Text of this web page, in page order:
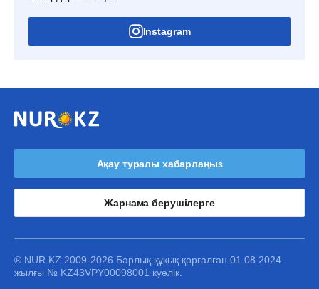
Instagram
Ақау туралы хабарлаңыз
Жарнама берушілерге
® NUR.KZ 2009-2026 Барлық құқық қорғалған 01.08.2024
жылғы № KZ43VPY00098001 куәлік.